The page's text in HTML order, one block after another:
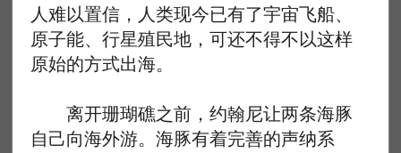
人难以置信，人类现今已有了宇宙飞船、
原子能、行星殖民地，可还不得不以这样
原始的方式出海。
离开珊瑚礁之前，约翰尼让两条海豚
自己向海外游。海豚有着完善的声纳系